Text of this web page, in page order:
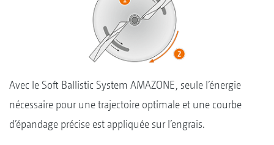
Avec le Soft Ballistic System AMAZONE, seule l’énergie
nécessaire pour une trajectoire optimale et une courbe
d’épandage précise est appliquée sur l’engrais.